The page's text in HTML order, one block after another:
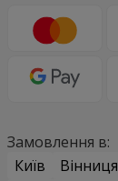
Замовлення в:
Київ
Вінниця